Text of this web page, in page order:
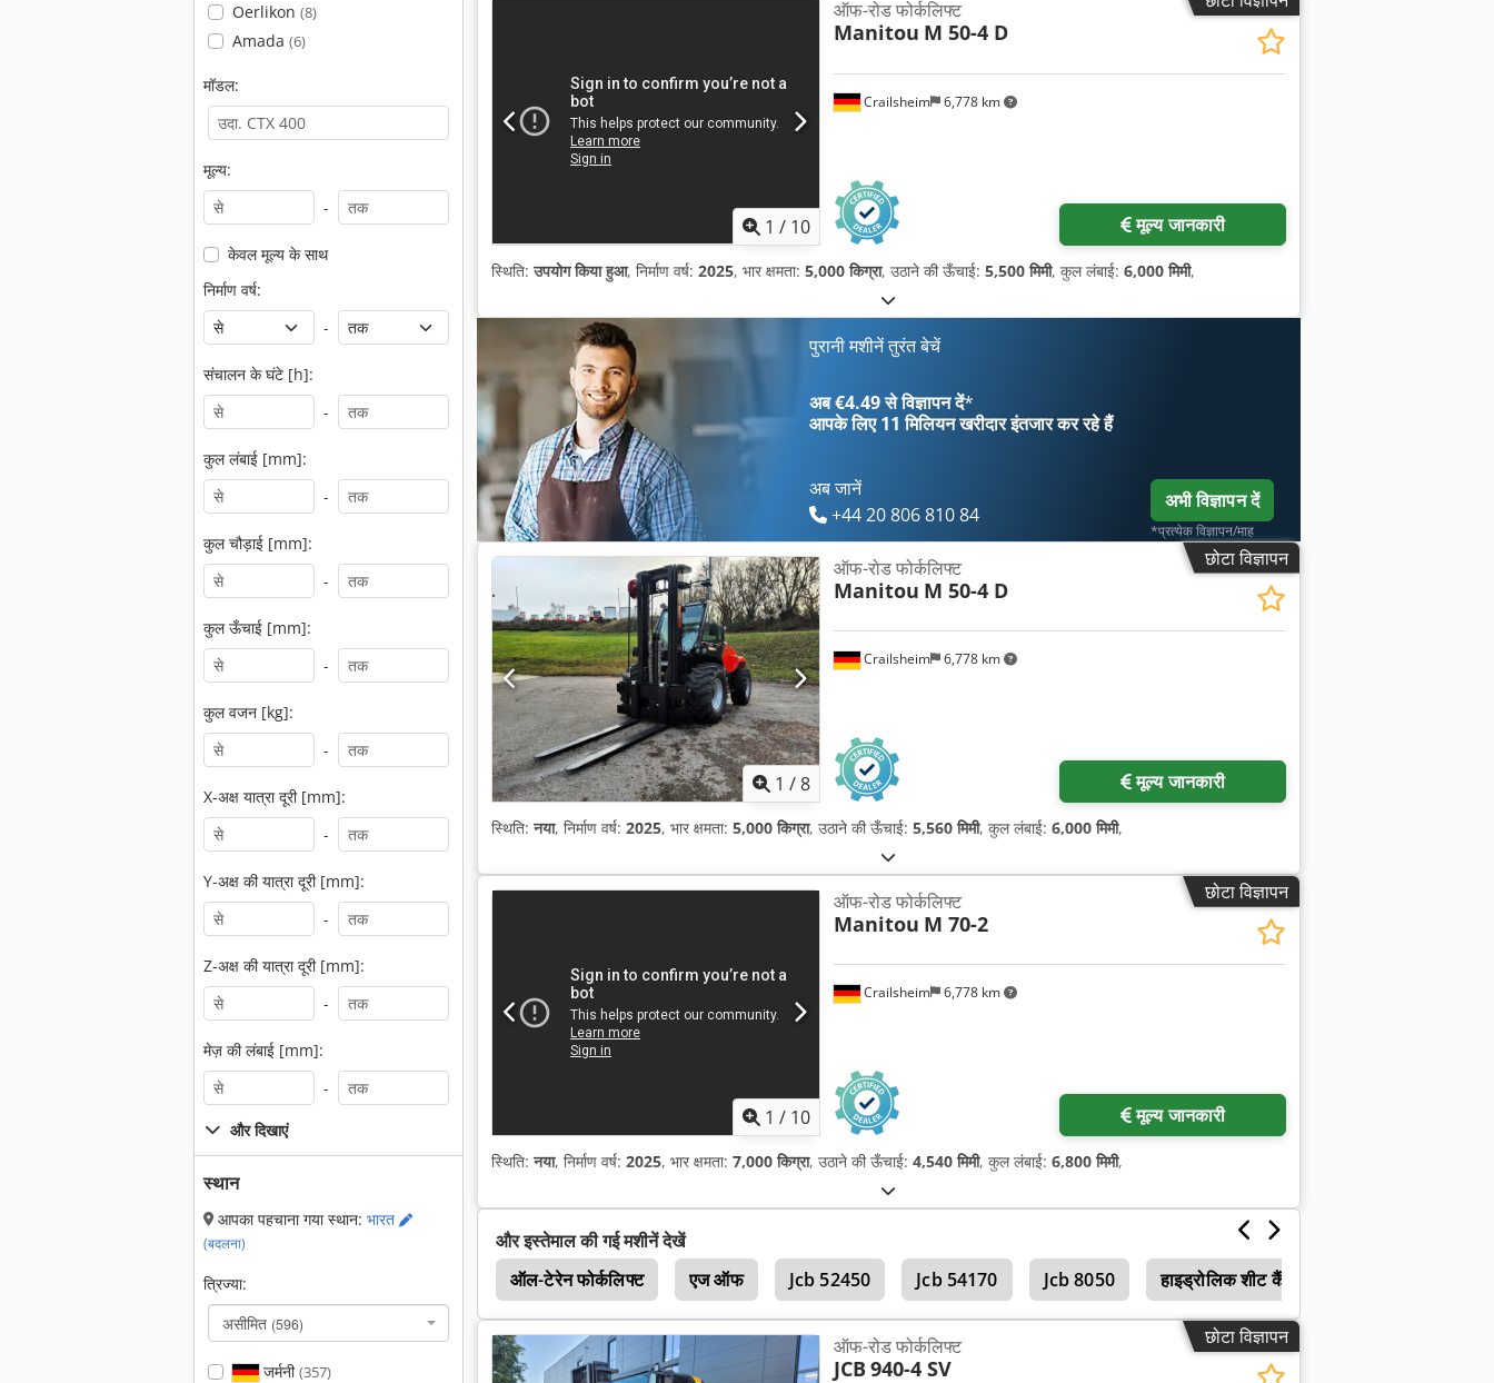
Oerlikon (8)
Amada (6)
मॉडल:
मूल्य:
-
केवल मूल्य के साथ
निर्माण वर्ष:
-
संचालन के घंटे [h]:
-
कुल लंबाई [mm]:
-
कुल चौड़ाई [mm]:
-
कुल ऊँचाई [mm]:
-
कुल वजन [kg]:
-
X-अक्ष यात्रा दूरी [mm]:
-
Y-अक्ष की यात्रा दूरी [mm]:
-
Z-अक्ष की यात्रा दूरी [mm]:
-
मेज़ की लंबाई [mm]:
-
और दिखाएं
स्थान
आपका पहचाना गया स्थान: भारत
(बदलना)
त्रिज्या:
असीमित (596)
जर्मनी(357)
1 / 10
Crailsheim 6,778 km
ऑफ-रोड फोर्कलिफ्ट
Manitou M 50-4 D
मूल्य जानकारी
स्थिति:उपयोग किया हुआ, निर्माण वर्ष: 2025, भार क्षमता: 5,000 किग्रा, उठाने की ऊँचाई: 5,500 मिमी, कुल लंबाई: 6,000 मिमी,
पुरानी मशीनें तुरंत बेचें
अब €4.49 से विज्ञापन दें*
आपके लिए11 मिलियन खरीदारइंतजार कर रहे हैं
अब जानें
+44 20 806 810 84
अभी विज्ञापन दें
*प्रत्येक विज्ञापन/माह
छोटा विज्ञापन
1 /8
Crailsheim 6,778 km
ऑफ-रोड फोर्कलिफ्ट
Manitou M 50-4 D
मूल्य जानकारी
स्थिति:नया, निर्माण वर्ष: 2025, भार क्षमता: 5,000 किग्रा, उठाने की ऊँचाई: 5,560 मिमी, कुल लंबाई: 6,000 मिमी,
छोटा विज्ञापन
1 / 10
Crailsheim 6,778 km
ऑफ-रोड फोर्कलिफ्ट
Manitou M 70-2
मूल्य जानकारी
स्थिति:नया, निर्माण वर्ष: 2025, भार क्षमता: 7,000 किग्रा, उठाने की ऊँचाई: 4,540 मिमी, कुल लंबाई: 6,800 मिमी,
और इस्तेमाल की गई मशीनें देखें
ऑल-टेरेन फोर्कलिफ्ट
एज ऑफ Jcb 52450 Jcb 54170 Jcb 8050 हाइड्रोलिक शीट कैंची, कटिंग मोटाई 5-7 मिमी
सिलेज कटर
छोटा विज्ञापन
ऑफ-रोड फोर्कलिफ्ट
JCB 940-4 SV